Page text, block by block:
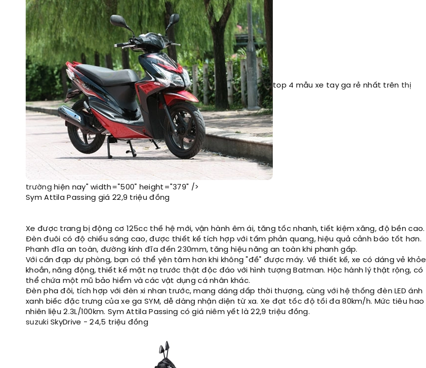
top 4 mẫu xe tay ga rẻ nhất trên thị
trườnghiện nay" width="500" height="379" />
Sym Attila Passing giá 22,9 triệu đồng
Xe được trang bị động cơ 125cc thế hệ mới, vận hành êm ái, tăng tốc nhanh, tiết kiệm xăng, độ bền cao.
Đèn đuôi có độ chiếu sáng cao, được thiết kế tích hợp với tấm phản quang, hiệu quả cảnh báo tốt hơn.
Phanh đĩa an toàn, đường kính đĩa đến 230mm, tăng hiệu năng an toàn khi phanh gấp.
Với cần đạp dự phòng, bạn có thể yên tâm hơn khi không "đề" được máy. Về thiết kế, xe có dáng vẻ khỏe
khoắn, năng động, thiết kế mặt nạ trước thật độc đáo với hình tượng Batman. Hộc hành lý thật rộng, có
thể chứa một mũ bảo hiểm và các vật dụng cá nhân khác.
Đèn pha đôi, tích hợp với đèn xi nhan trước, mang dáng dấp thời thượng, cùng với hệ thống đèn LED ánh
xanh biếc đặc trưng của xe ga SYM, dễ dàng nhận diện từ xa. Xe đạt tốc độ tối đa 80km/h. Mức tiêu hao
nhiên liệu 2.3L/100km. Sym Attila Passing có giá niêm yết là 22,9 triệu đồng.
suzukiSkyDrive - 24,5 triệu đồng